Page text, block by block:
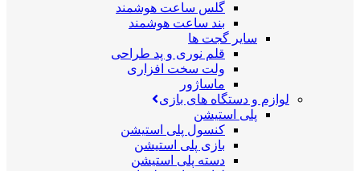
گلس ساعت هوشمند
بند ساعت هوشمند
سایر گجت ها
قلم نوری و پد طراحی
ولت سخت افزاری
ماساژور
لوازم و دستگاه های بازی
پلی استیشن
کنسول پلی استیشن
بازی پلی استیشن
دسته پلی استیشن